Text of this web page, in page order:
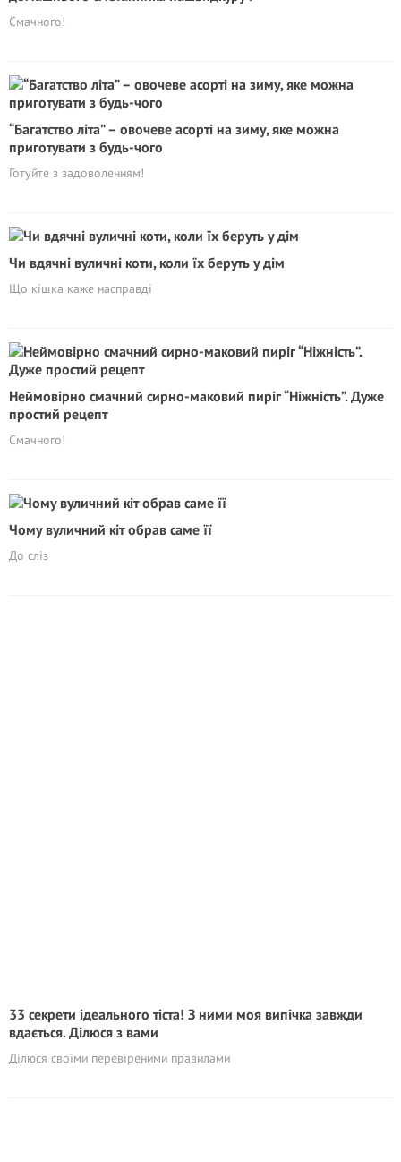
Смачного!
“Багатство літа” – овочеве асорті на зиму, яке можна
приготувати з будь-чого
Готуйте з задоволенням!
Чи вдячні вуличні коти, коли їх беруть у дім
Що кішка каже насправді
Неймовірно смачний сирно-маковий пиріг “Ніжність”. Дуже
простий рецепт
Смачного!
Чому вуличний кіт обрав саме її
До сліз
33 секрети ідеального тіста! З ними моя випічка завжди
вдається. Ділюся з вами
Ділюся своїми перевіреними правилами